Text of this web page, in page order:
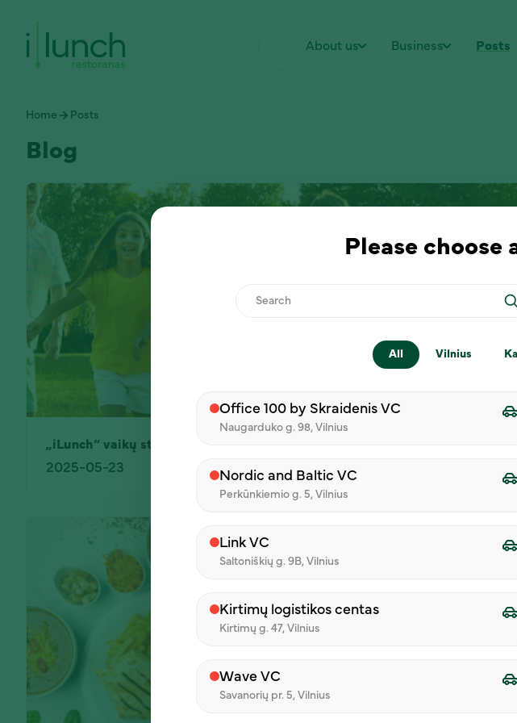
About us Business Posts
Home Posts
Blog
„iLunch“ vaikų stovykloms: subalansuoti pietūs be jokių rūpesčių
2025-05-23
Please
All Vilnius
Office 100 by Skraidenis VC
Naugarduko g. 98, Vilnius
Nordic and Baltic VC
Perkūnkiemio g. 5, Vilnius
Link VC
Saltoniškių g. 9B, Vilnius
Kirtimų logistikos centas
Kirtimų g. 47, Vilnius
Wave VC
Savanorių pr. 5, Vilnius